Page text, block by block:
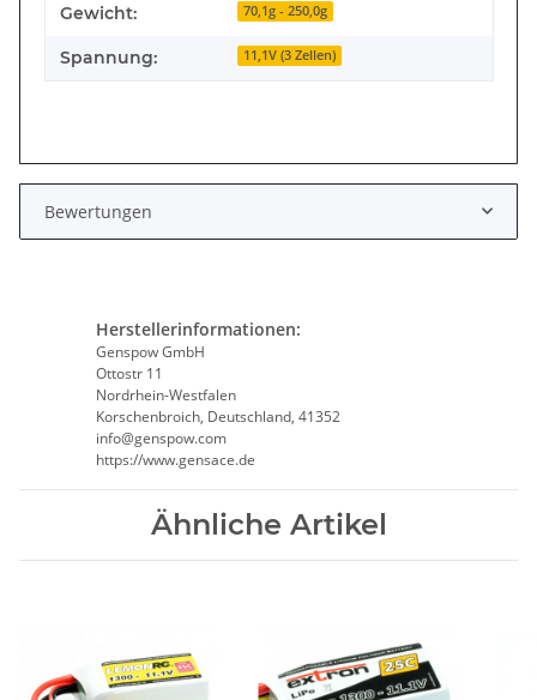
Gewicht: 70,1g - 250,0g
Spannung: 11,1V (3 Zellen)
Bewertungen
Herstellerinformationen:
Genspow GmbH
Ottostr 11
Nordrhein-Westfalen
Korschenbroich, Deutschland, 41352
info@genspow.com
https://www.gensace.de
Ähnliche Artikel